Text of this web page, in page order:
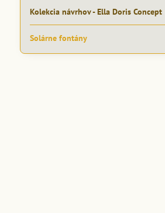
Kolekcia návrhov - Ella Doris Concept
Solárne fontány